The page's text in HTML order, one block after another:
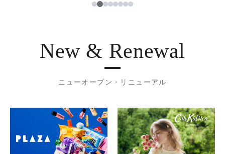
1234567
New & Renewal
ニューオープン・リニューアル